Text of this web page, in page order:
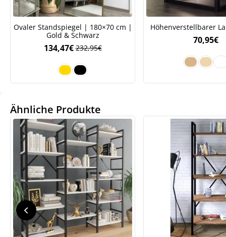
Ovaler Standspiegel | 180×70 cm |
Gold & Schwarz
232,95€
134,47€
Höhenverstellbarer
70,95€
Ähnliche Produkte